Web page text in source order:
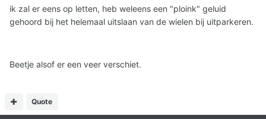
ik zal er eens op letten, heb weleens een "ploink" geluid
gehoord bij het helemaal uitslaan van de wielen bij uitparkeren.
Beetje alsof er een veer verschiet.
Quote